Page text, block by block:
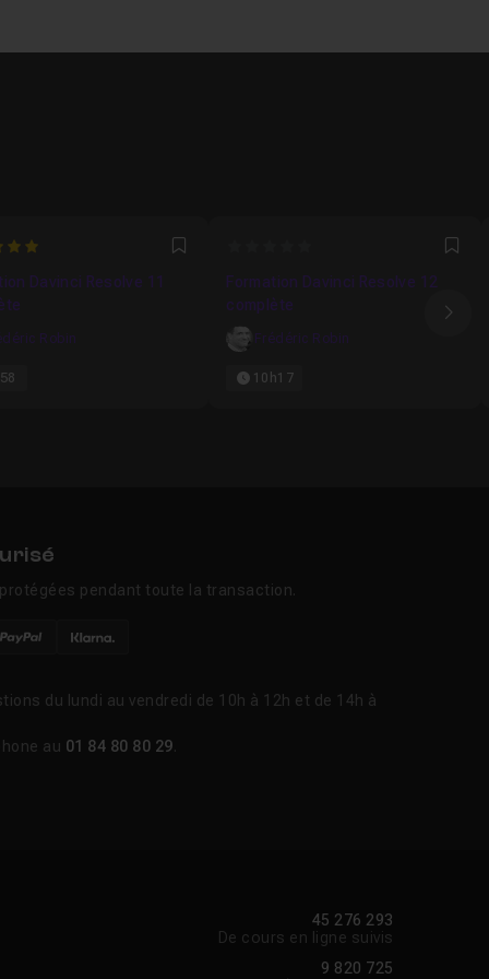
Favori
Davinci Resolve 11
Robin
Formation Davinci Resolve 12
complète
Frédéric Robin
10h17
pendant toute la transaction.
du lundi au vendredi de 10h à 12h et de 14h à
au 01 84 80 80 29.
45 276 293
De cours en ligne suivis
9 820 725